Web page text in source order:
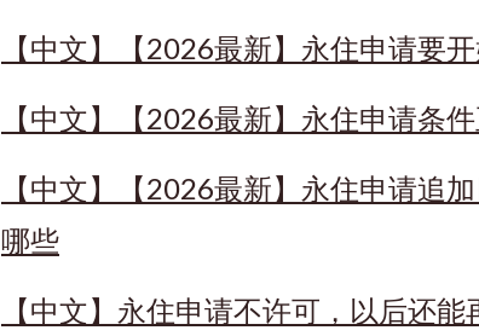
【中文】【2026最新】永住申请要
【中文】【2026最新】永住申请条
【中文】【2026最新】永住申请追
哪些
【中文】永住申请不许可，以后还